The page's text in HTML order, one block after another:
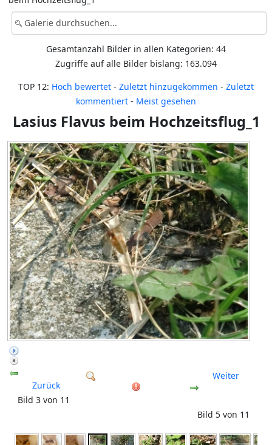
Gesamtanzahl Bilder in allen Kategorien: 44
Zugriffe auf alle Bilder bislang: 163.094
TOP 12: Hoch bewertet - Zuletzt hinzugekommen - Zuletzt
kommentiert - Meist gesehen
Lasius Flavus beim Hochzeitsflug_1
Zurück
Bild 3 von 11
Weiter
Bild 5 von 11